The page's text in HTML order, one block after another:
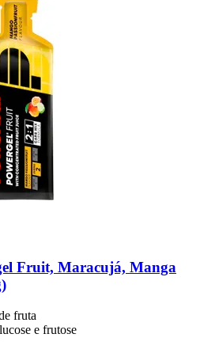
Fruit, Maracujá, Manga
fruta
e frutose